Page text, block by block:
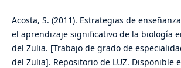
Acosta, S. (2011). Estrategias de
el aprendizaje significativo de la biología
del Zulia. [Trabajo de grado de
del Zulia]. Repositorio de LUZ. Disponible